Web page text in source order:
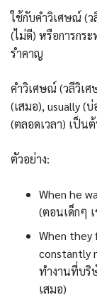
ใช้กับคำวิเศษณ์ (
(ไม่ดี) หรือการกร
รำคาญ
คำวิเศษณ์ (วลีวิเศ
(เสมอ), usually (
(ตลอดเวลา) เป็น
ตัวอย่าง:
When he
(ตอนเด็กๆ
When they
constantly
ทำงานที่บริ
เสมอ)